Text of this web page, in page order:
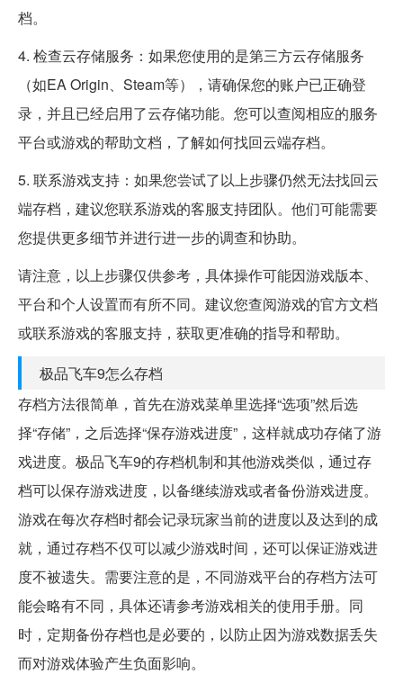
档。
4. 检查云存储服务：如果您使用的是第三方云存储服务
（如EA Origin、Steam等），请确保您的账户已正确登
录，并且已经启用了云存储功能。您可以查阅相应的服务
平台或游戏的帮助文档，了解如何找回云端存档。
5. 联系游戏支持：如果您尝试了以上步骤仍然无法找回云
端存档，建议您联系游戏的客服支持团队。他们可能需要
您提供更多细节并进行进一步的调查和协助。
请注意，以上步骤仅供参考，具体操作可能因游戏版本、
平台和个人设置而有所不同。建议您查阅游戏的官方文档
或联系游戏的客服支持，获取更准确的指导和帮助。
极品飞车9怎么存档
存档方法很简单，首先在游戏菜单里选择“选项”然后选
择“存储”，之后选择“保存游戏进度”，这样就成功存储了游
戏进度。极品飞车9的存档机制和其他游戏类似，通过存
档可以保存游戏进度，以备继续游戏或者备份游戏进度。
游戏在每次存档时都会记录玩家当前的进度以及达到的成
就，通过存档不仅可以减少游戏时间，还可以保证游戏进
度不被遗失。需要注意的是，不同游戏平台的存档方法可
能会略有不同，具体还请参考游戏相关的使用手册。同
时，定期备份存档也是必要的，以防止因为游戏数据丢失
而对游戏体验产生负面影响。